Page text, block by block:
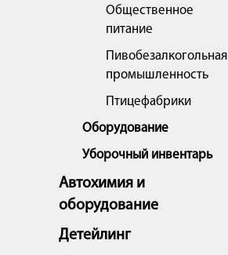
Общественное
питание
Пивобезалкогольная
промышленность
Птицефабрики
Оборудование
Уборочный инвентарь
Автохимия и
оборудование
Детейлинг